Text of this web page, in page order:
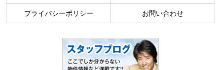
プライバシーポリシー お問い合わせ